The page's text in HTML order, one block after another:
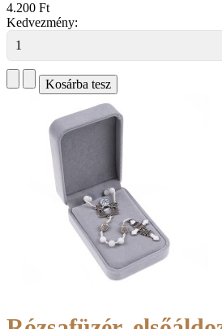
4.200 Ft
Kedvezmény: